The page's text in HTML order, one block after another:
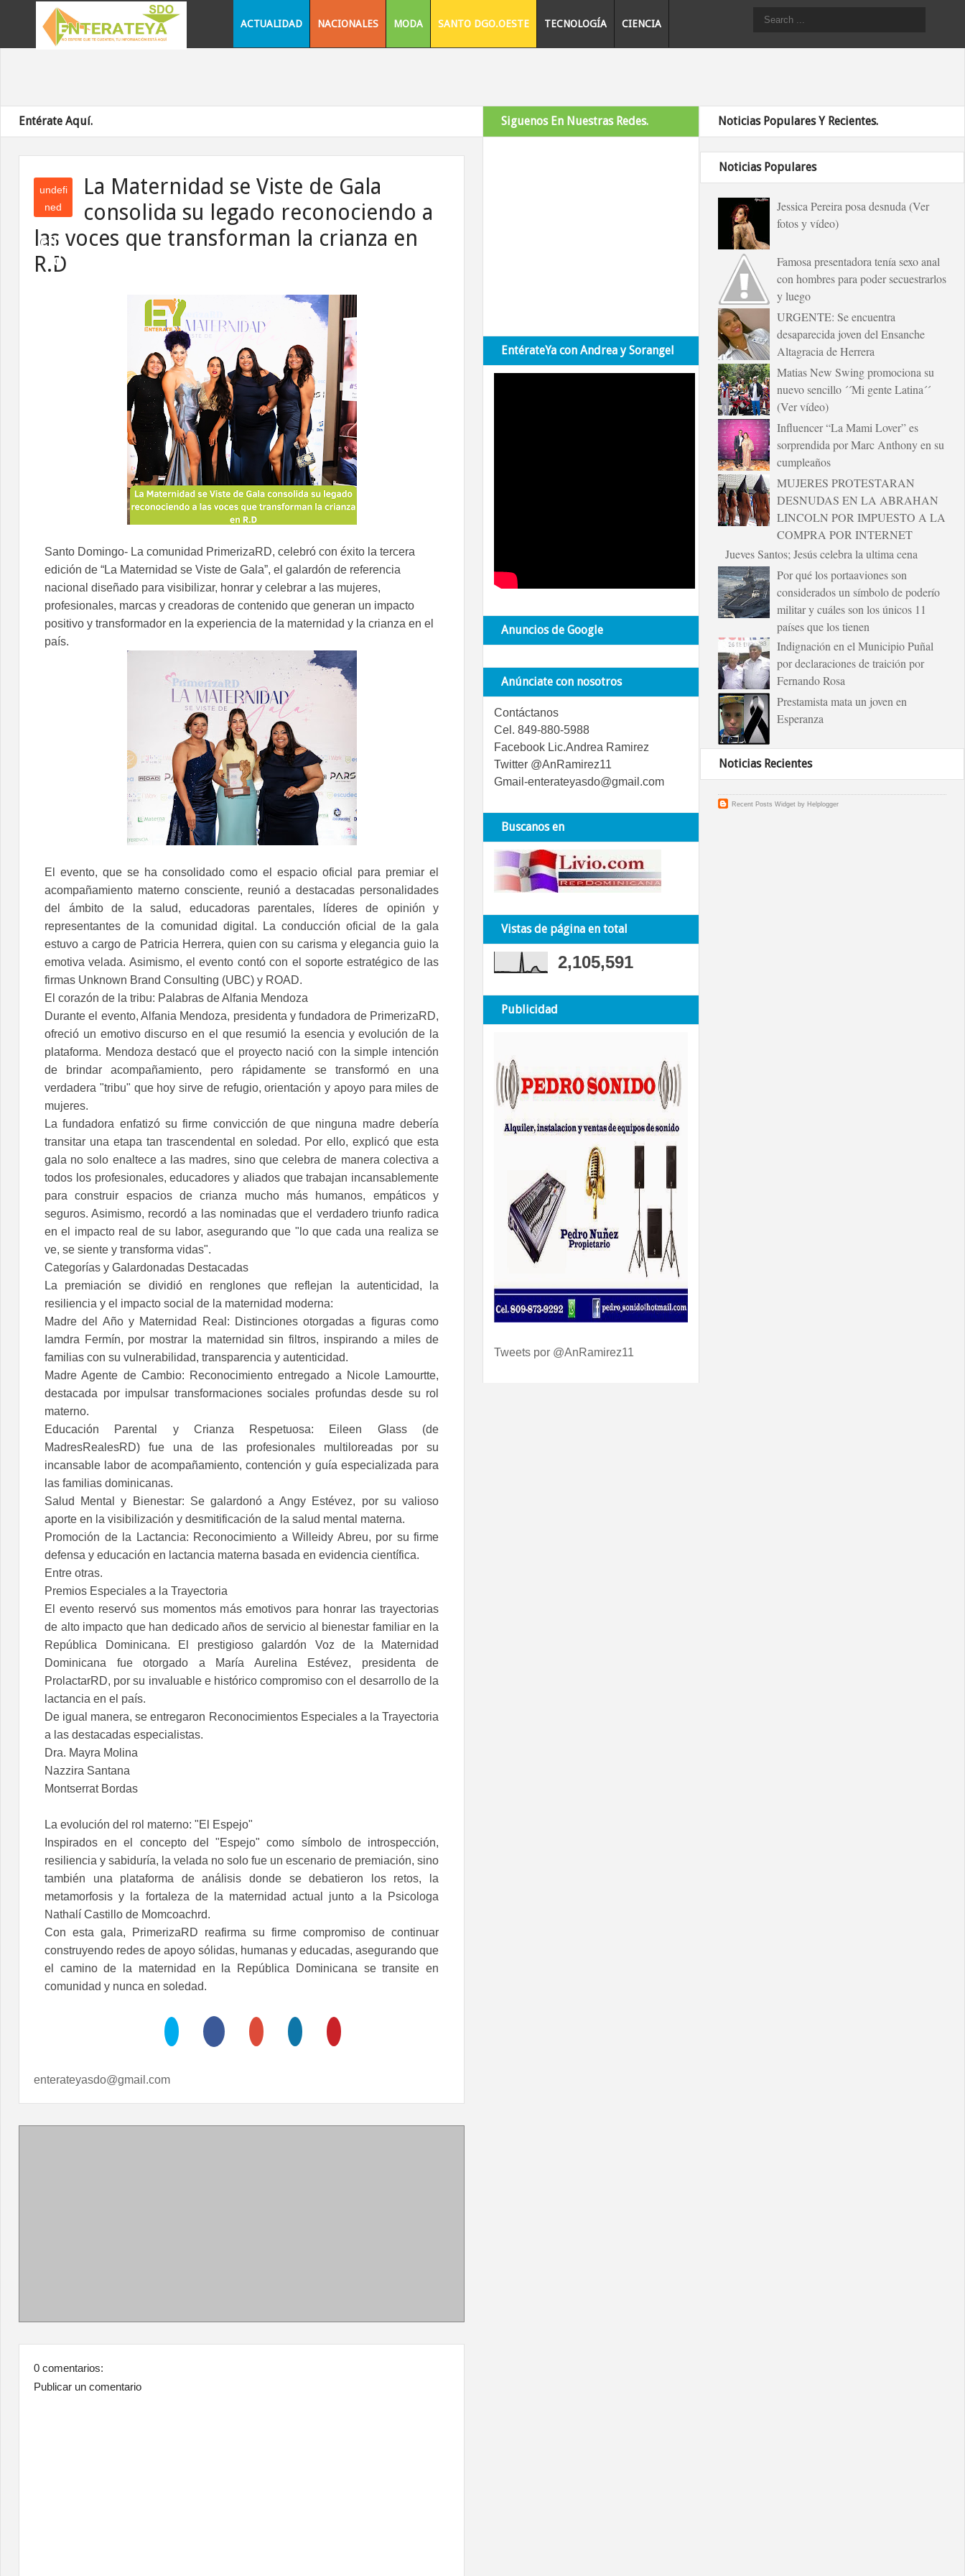
ACTUALIDAD NACIONALES MODA SANTO DGO.OESTE TECNOLOGÍA CIENCIA
Entérate Aquí.
undefi
ned
efin
ed
La Maternidad se Viste de Gala
consolida su legado reconociendo a
las voces que transforman la crianza en
R.D
Santo Domingo- La comunidad PrimerizaRD, celebró con éxito la tercera
edición de “La Maternidad se Viste de Gala”, el galardón de referencia
nacional diseñado para visibilizar, honrar y celebrar a las mujeres,
profesionales, marcas y creadoras de contenido que generan un impacto
positivo y transformador en la experiencia de la maternidad y la crianza en el
país.
El evento, que se ha consolidado como el espacio oficial para premiar el
acompañamiento materno consciente, reunió a destacadas personalidades
del ámbito de la salud, educadoras parentales, líderes de opinión y
representantes de la comunidad digital. La conducción oficial de la gala
estuvo a cargo de Patricia Herrera, quien con su carisma y elegancia guio la
emotiva velada. Asimismo, el evento contó con el soporte estratégico de las
firmas Unknown Brand Consulting (UBC) y ROAD.
El corazón de la tribu: Palabras de Alfania Mendoza
Durante el evento, Alfania Mendoza, presidenta y fundadora de PrimerizaRD,
ofreció un emotivo discurso en el que resumió la esencia y evolución de la
plataforma. Mendoza destacó que el proyecto nació con la simple intención
de brindar acompañamiento, pero rápidamente se transformó en una
verdadera "tribu" que hoy sirve de refugio, orientación y apoyo para miles de
mujeres.
La fundadora enfatizó su firme convicción de que ninguna madre debería
transitar una etapa tan trascendental en soledad. Por ello, explicó que esta
gala no solo enaltece a las madres, sino que celebra de manera colectiva a
todos los profesionales, educadores y aliados que trabajan incansablemente
para construir espacios de crianza mucho más humanos, empáticos y
seguros. Asimismo, recordó a las nominadas que el verdadero triunfo radica
en el impacto real de su labor, asegurando que "lo que cada una realiza se
ve, se siente y transforma vidas".
Categorías y Galardonadas Destacadas
La premiación se dividió en renglones que reflejan la autenticidad, la
resiliencia y el impacto social de la maternidad moderna:
Madre del Año y Maternidad Real: Distinciones otorgadas a figuras como
Iamdra Fermín, por mostrar la maternidad sin filtros, inspirando a miles de
familias con su vulnerabilidad, transparencia y autenticidad.
Madre Agente de Cambio: Reconocimiento entregado a Nicole Lamourtte,
destacada por impulsar transformaciones sociales profundas desde su rol
materno.
Educación Parental y Crianza Respetuosa: Eileen Glass (de
MadresRealesRD) fue una de las profesionales multiloreadas por su
incansable labor de acompañamiento, contención y guía especializada para
las familias dominicanas.
Salud Mental y Bienestar: Se galardonó a Angy Estévez, por su valioso
aporte en la visibilización y desmitificación de la salud mental materna.
Promoción de la Lactancia: Reconocimiento a Willeidy Abreu, por su firme
defensa y educación en lactancia materna basada en evidencia científica.
Entre otras.
Premios Especiales a la Trayectoria
El evento reservó sus momentos más emotivos para honrar las trayectorias
de alto impacto que han dedicado años de servicio al bienestar familiar en la
República Dominicana. El prestigioso galardón Voz de la Maternidad
Dominicana fue otorgado a María Aurelina Estévez, presidenta de
ProlactarRD, por su invaluable e histórico compromiso con el desarrollo de la
lactancia en el país.
De igual manera, se entregaron Reconocimientos Especiales a la Trayectoria
a las destacadas especialistas.
Dra. Mayra Molina
Nazzira Santana
Montserrat Bordas
La evolución del rol materno: "El Espejo"
Inspirados en el concepto del "Espejo" como símbolo de introspección,
resiliencia y sabiduría, la velada no solo fue un escenario de premiación, sino
también una plataforma de análisis donde se debatieron los retos, la
metamorfosis y la fortaleza de la maternidad actual junto a la Psicologa
Nathalí Castillo de Momcoachrd.
Con esta gala, PrimerizaRD reafirma su firme compromiso de continuar
construyendo redes de apoyo sólidas, humanas y educadas, asegurando que
el camino de la maternidad en la República Dominicana se transite en
comunidad y nunca en soledad.
enterateyasdo@gmail.com
0 comentarios:
Publicar un comentario
Siguenos En Nuestras Redes.
EntérateYa con Andrea y Sorangel
Anuncios de Google
Anúnciate con nosotros
Contáctanos
Cel. 849-880-5988
Facebook Lic.Andrea Ramirez
Twitter @AnRamirez11
Gmail-enterateyasdo@gmail.com
Buscanos en
Vistas de página en total
2,105,591
Publicidad
Tweets por @AnRamirez11
Noticias Populares Y Recientes.
Noticias Populares
Jessica Pereira posa desnuda (Ver
fotos y vídeo)
Famosa presentadora tenía sexo anal
con hombres para poder secuestrarlos
y luego
URGENTE: Se encuentra
desaparecida joven del Ensanche
Altagracia de Herrera
Matias New Swing promociona su
nuevo sencillo ´´Mi gente Latina´´
(Ver vídeo)
Influencer “La Mami Lover” es
sorprendida por Marc Anthony en su
cumpleaños
MUJERES PROTESTARAN
DESNUDAS EN LA ABRAHAN
LINCOLN POR IMPUESTO A LA
COMPRA POR INTERNET
Jueves Santos; Jesús celebra la ultima cena
Por qué los portaaviones son
considerados un símbolo de poderío
militar y cuáles son los únicos 11
países que los tienen
Indignación en el Municipio Puñal
por declaraciones de traición por
Fernando Rosa
Prestamista mata un joven en
Esperanza
Noticias Recientes
Recent Posts Widgetby Helplogger